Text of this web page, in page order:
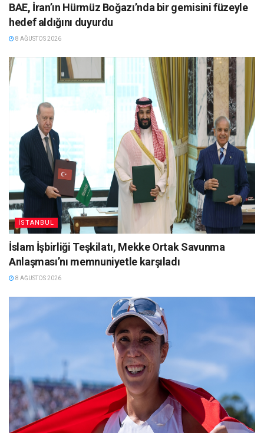
BAE, İran’ın Hürmüz Boğazı’nda bir gemisini füzeyle
hedef aldığını duyurdu
8 AĞUSTOS 2026
İSTANBUL
İslam İşbirliği Teşkilatı, Mekke Ortak Savunma
Anlaşması’nı memnuniyetle karşıladı
8 AĞUSTOS 2026